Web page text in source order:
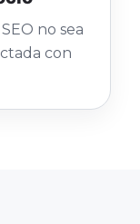
no sea
con